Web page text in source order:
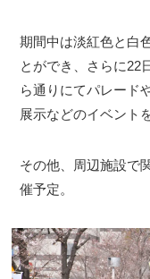
期間中は淡紅色と白
とができ、さらに22
ら通りにてパレード
展示などのイベント
その他、周辺施設で
催予定。